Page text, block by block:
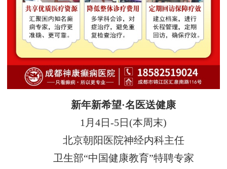
新年新希望·名医送健康
1月4日-5日(本周末)
北京朝阳医院神经内科主任
卫生部“中国健康教育”特聘专家